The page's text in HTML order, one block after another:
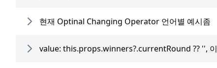
현재 Optinal Changing Operator 언어별 예시좀
value: this.props.winners?.currentRound ?? '',